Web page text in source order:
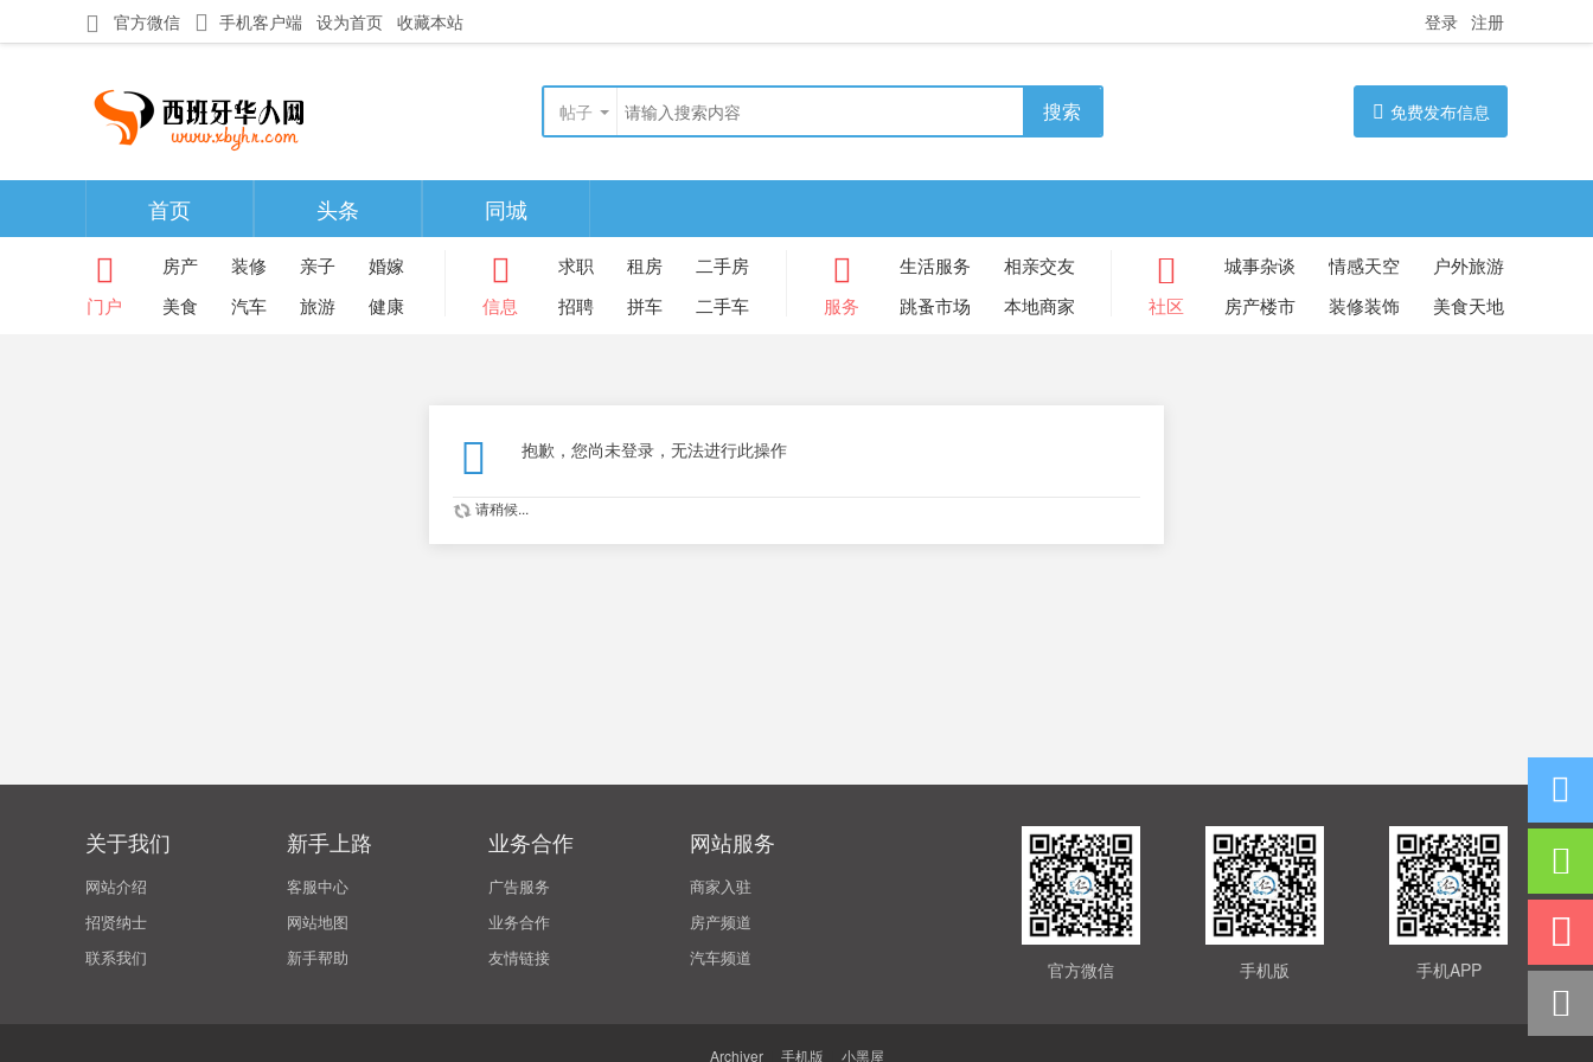
官方微信 手机客户端 设为首页 收藏本站 登录 注册
帖子 搜索 免费发布信息
首页 头条 同城
门户
房产 装修 亲子
婚嫁
美食
汽车 旅游 健康 信息
求职 租房
二手房
招聘
拼车 二手车 服务
生活服务
相亲交友
跳蚤市场
本地商家 社区
城事杂谈 情感天空
户外旅游
房产楼市
装修装饰 美食天地
抱歉，您尚未登录，无法进行此操作
请稍候...
关于我们
网站介绍
招贤纳士
联系我们
新手上路
客服中心
网站地图
新手帮助
业务合作
广告服务
业务合作
友情链接
网站服务
商家入驻
房产频道
汽车频道
手机APP
手机版
官方微信
Archiver 手机版 小黑屋